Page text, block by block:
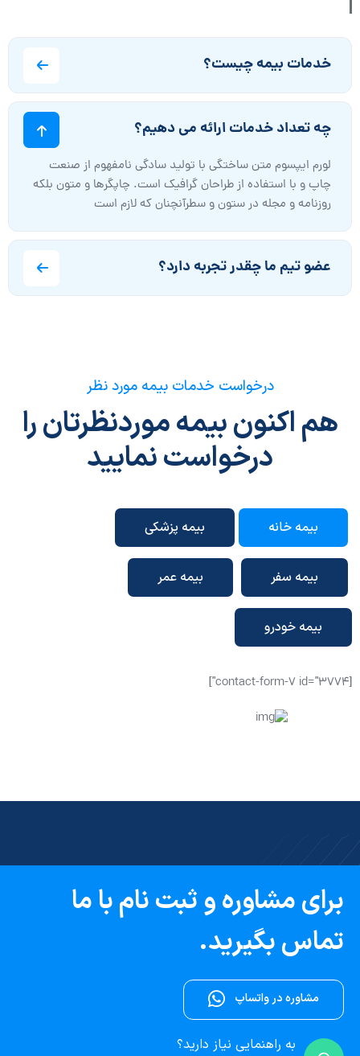
خدمات بیمه چیست؟
چه تعداد خدمات ارائه می دهیم؟
لورم ایپسوم متن ساختگی با تولید سادگی نامفهوم از صنعت
چاپ و با استفاده از طراحان گرافیک است. چاپگرها و متون بلکه
روزنامه و مجله در ستون و سطرآنچنان که لازم است
عضو تیم ما چقدر تجربه دارد؟
درخواست خدمات بیمه مورد نظر
هم اکنون بیمه موردنظرتان را
درخواست نمایید
بیمه خانه بیمه پزشکی
بیمه سفر بیمه عمر
بیمه خودرو
[contact-form-7 id="3774"]
برای مشاوره و ثبت نام با ما
تماس بگیرید.
مشاوره در واتساپ
به راهنمایی نیاز دارید؟